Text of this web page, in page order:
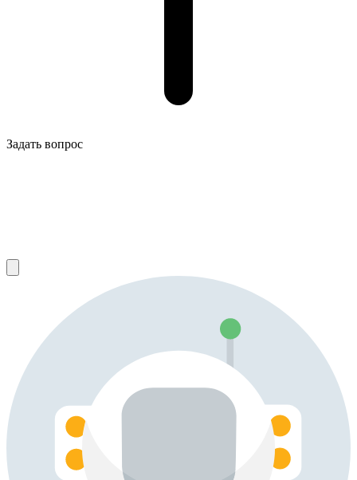
Задать вопрос